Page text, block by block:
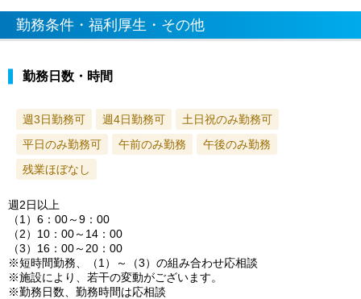
勤務条件・福利厚生・その他
勤務日数・時間
週3日勤務可 週4日勤務可
土日祝のみ勤務可
平日のみ勤務可
午前のみ勤務
午後のみ勤務
残業ほぼなし
週2日以上
（1）6：00～9：00
（2）10：00～14：00
（3）16：00～20：00
※短時間勤務、（1）～（3）の組み合わせ応相談
※施設により、若干の変動がございます。
※勤務日数、勤務時間は応相談